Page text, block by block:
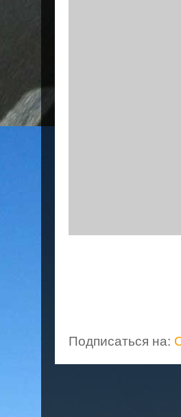
Подписаться на: